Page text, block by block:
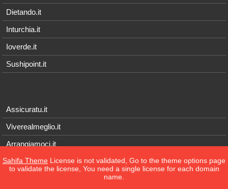
Dietando.it
Inturchia.it
Ioverde.it
Sushipoint.it
Assicuratu.it
Viverealmeglio.it
Arrangiamoci.it
Tecnichef.it
Sahifa Theme License is not validated, Go to the theme options page
to validate the license, You need a single license for each domain
name.